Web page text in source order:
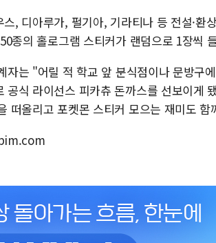
, 디아루가, 펄기아, 기라티나 등 전설·환
종의 홀로그램 스티커가 랜덤으로 1장씩
자는 "어릴 적 학교 앞 분식점이나 문방구
공식 라이선스 피카츄 돈까스를 선보이게
떠올리고 포켓몬 스티커 모으는 재미도